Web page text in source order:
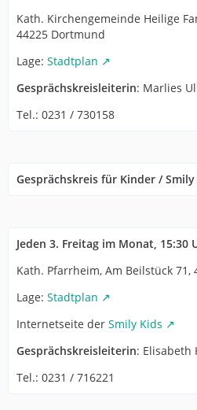
Kath. Kirchengemeinde Heilige
44225 Dortmund
Lage: Stadtplan
Gesprächskreisleiterin: Marlies
Tel.: 0231 / 730158
Gesprächskreis für Kinder / Smily
Jeden 3. Freitag im Monat, 15:30
Kath. Pfarrheim, Am Beilstück 71,
Lage: Stadtplan
Internetseite der Smily Kids
Gesprächskreisleiterin: Elisabeth
Tel.: 0231 / 716221